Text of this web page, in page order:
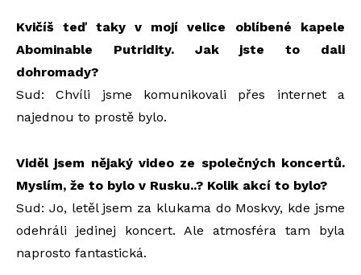
Kvičíš teď taky v mojí velice oblíbené kapele
Abominable Putridity. Jak jste to dali
dohromady?
Sud: Chvíli jsme komunikovali přes internet a
najednou to prostě bylo.
Viděl jsem nějaký video ze společných koncertů.
Myslím, že to bylo v Rusku..? Kolik akcí to bylo?
Sud: Jo, letěl jsem za klukama do Moskvy, kde jsme
odehráli jedinej koncert. Ale atmosféra tam byla
naprosto fantastická.